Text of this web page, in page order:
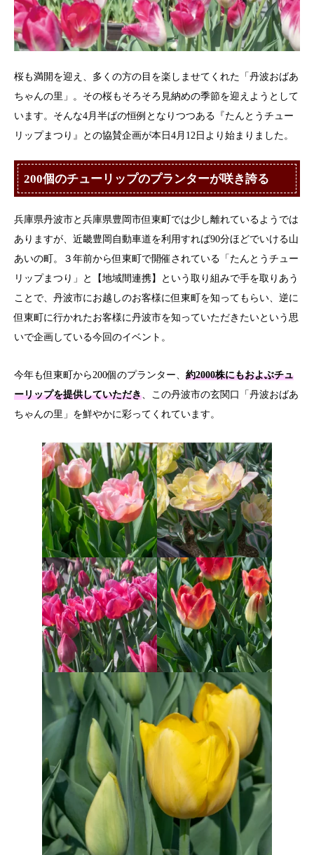
桜も満開を迎え、多くの方の目を楽しませてくれた「丹波おばあ
ちゃんの里」。その桜もそろそろ見納めの季節を迎えようとして
います。そんな4月半ばの恒例となりつつある『たんとうチュー
リップまつり』との協賛企画が本日4月12日より始まりました。
200個のチューリップのプランターが咲き誇る
兵庫県丹波市と兵庫県豊岡市但東町では少し離れているようでは
ありますが、近畿豊岡自動車道を利用すれば90分ほどでいける山
あいの町。３年前から但東町で開催されている「たんとうチュー
リップまつり」と【地域間連携】という取り組みで手を取りあう
ことで、丹波市にお越しのお客様に但東町を知ってもらい、逆に
但東町に行かれたお客様に丹波市を知っていただきたいという思
いで企画している今回のイベント。
今年も但東町から200個のプランター、 約2000株にもおよぶチュ
ーリップを提供していただき、この丹波市の玄関口「丹波おばあ
ちゃんの里」を鮮やかに彩ってくれています。